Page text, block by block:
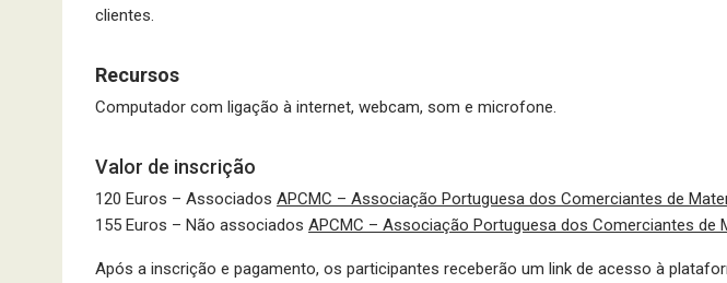
clientes.
Recursos
Computador com ligação à internet, webcam, som e microfone.
Valor de inscrição
120 Euros – Associados APCMC – Associação Portuguesa dos Comerciantes de
155 Euros – Não associados APCMC – Associação Portuguesa dos Comerciantes de
Após a inscrição e pagamento, os participantes receberão um link de acesso à